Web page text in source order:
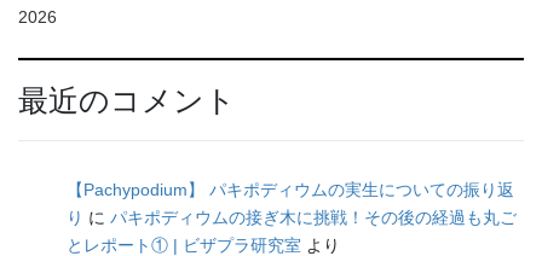
2026
最近のコメント
【Pachypodium】 パキポディウムの実生についての振り返
り に パキポディウムの接ぎ木に挑戦！その後の経過も丸ご
とレポート① | ビザプラ研究室 より